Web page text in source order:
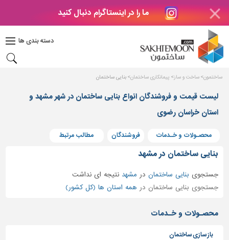
ما را در اینستاگرام دنبال کنید
دسته بندی ها
دکوراسیون
بتن
های
بتنی
درب
پنجره
مصالح
پله،
نرده
حفاظ
دیوارپوش،
ساختمون ساخت و ساز پیمانکاری ساختمان بنایی ساختمان
لیست قیمت و فروشندگان انواع بنایی ساختمان در شهر مشهد و
استان خراسان رضوی
محصـولات و خـدمات فروشندگان مطالب مرتبط
بنایی ساختمان در مشهد
جستجوی بنایی ساختمان در مشهد نتیجه ای نداشت
جستجوی بنایی ساختمان در همه استان ها (کل کشور)
محصـولات و خـدمات
بازسازی ساختمان